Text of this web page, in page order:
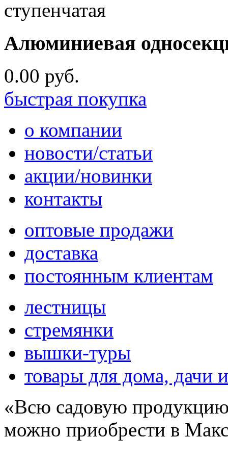
Алюминиевая
0.00 руб.
быстрая покупка
o компании
новости/статьи
акции/новинки
контакты
оптовые продажи
доставка
постоянным клиентам
лестницы
стремянки
вышки-туры
товары для дома, дачи
«Всю садовую
можно приобрести в